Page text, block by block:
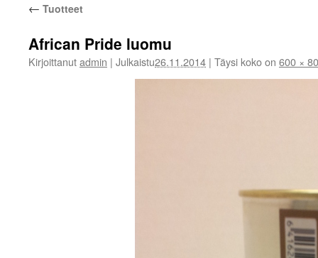
← Tuotteet
African Pride luomu
Kirjoittanutadmin | Julkaistu26.11.2014 | Täysi koko on 600 ×